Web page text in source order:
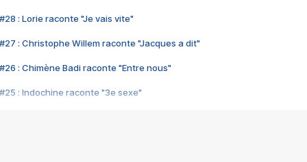
#28 : Lorie raconte "Je vais vite"
#27 : Christophe Willem raconte "Jacques a dit"
#26 : Chimène Badi raconte "Entre nous"
#25 : Indochine raconte "3e sexe"